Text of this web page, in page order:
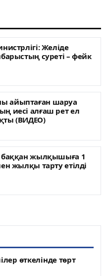
Желіде
суреті – фейк
айыптаған шаруа
иесі алғаш рет ел
(ВИДЕО)
1
жылқы тарту етілді
өткелінде төрт